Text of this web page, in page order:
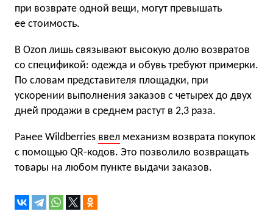
при возврате одной вещи, могут превышать
ее стоимость.
В Ozon лишь связывают высокую долю возвратов
со спецификой: одежда и обувь требуют примерки.
По словам представителя площадки, при
ускорении выполнения заказов с четырех до двух
дней продажи в среднем растут в 2,3 раза.
Ранее Wildberries ввел механизм возврата покупок
с помощью QR-кодов. Это позволило возвращать
товары на любом пункте выдачи заказов.